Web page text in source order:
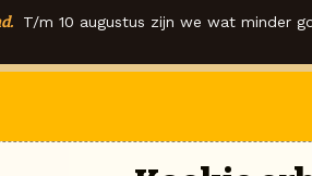
T/m 10 augustus zijn we wat minder